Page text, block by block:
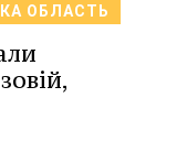
ОБЛАСТЬ